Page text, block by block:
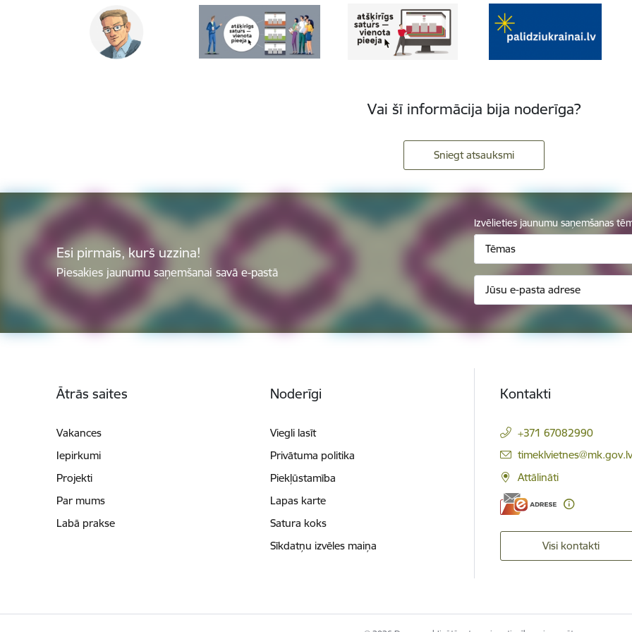
Vai šī informācija bija noderīga?
Sniegt atsauksmi
Esi pirmais, kurš uzzina!
Piesakies jaunumu saņemšanai savā e-pastā
Izvēlieties jaunumu saņemšanas
Tēmas
Ātrās saites
Vakances
Iepirkumi
Projekti
Par mums
Labā prakse
Noderīgi
Viegli lasīt
Privātuma politika
Piekļūstamība
Lapas karte
Satura koks
Sīkdatņu izvēles maiņa
Kontakti
+371 67082990
E-pasts:
timeklvietnes@mk.gov.lv
Attālināti
Visi kontakti